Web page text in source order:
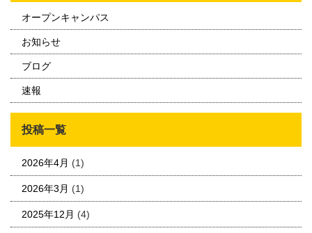
オープンキャンパス
お知らせ
ブログ
速報
投稿一覧
2026年4月 (1)
2026年3月 (1)
2025年12月 (4)